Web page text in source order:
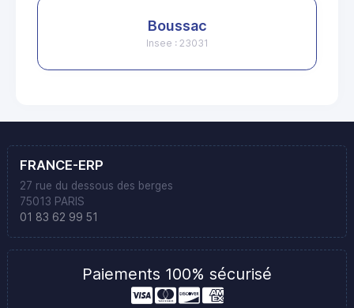
Boussac
Insee : 23031
FRANCE-ERP
27 rue du dessous des berges
75013 PARIS
01 83 62 99 51
Paiements 100% sécurisé